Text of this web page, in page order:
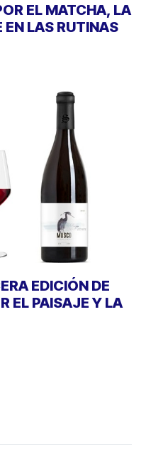
EL MATCHA, LA
EN LAS RUTINAS
EDICIÓN DE
EL PAISAJE Y LA